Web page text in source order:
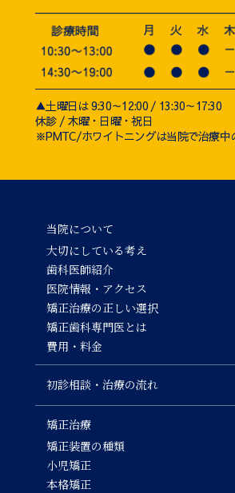
▲土曜日は 9:30～12:00 / 13:30～17:30
休診 / 木曜・日曜・祝日
※PMTC/ホワイトニングは当院で治療中
当院について
大切にしている考え
歯科医師紹介
医院情報・アクセス
矯正治療の正しい選択
矯正歯科専門医とは
費用・料金
初診相談・治療の流れ
矯正治療
矯正装置の種類
小児矯正
本格矯正